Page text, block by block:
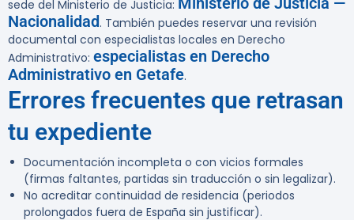
sede del Ministerio de Justicia:
Nacionalidad. También puedes reservar una revisión
documental con especialistas locales en Derecho
Administrativo: especialistas en Derecho
Administrativo en Getafe.
Errores frecuentes que retrasan
tu expediente
Documentación incompleta o con vicios formales
(firmas faltantes, partidas sin traducción o sin legalizar).
No acreditar continuidad de residencia (periodos
prolongados fuera de España sin justificar).